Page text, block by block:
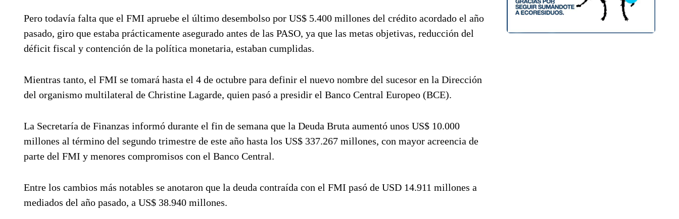
Pero todavía falta que el FMI apruebe el último desembolso por US$ 5.400 millones del crédito acordado el año
pasado, giro que estaba prácticamente asegurado antes de las PASO, ya que las metas objetivas, reducción del
déficit fiscal y contención de la política monetaria, estaban cumplidas.
Mientras tanto, el FMI se tomará hasta el 4 de octubre para definir el nuevo nombre del sucesor en la Dirección
del organismo multilateral de Christine Lagarde, quien pasó a presidir el Banco Central Europeo (BCE).
La Secretaría de Finanzas informó durante el fin de semana que la Deuda Bruta aumentó unos US$ 10.000
millones al término del segundo trimestre de este año hasta los US$ 337.267 millones, con mayor acreencia de
parte del FMI y menores compromisos con el Banco Central.
Entre los cambios más notables se anotaron que la deuda contraída con el FMI pasó de USD 14.911 millones a
mediados del año pasado, a US$ 38.940 millones.